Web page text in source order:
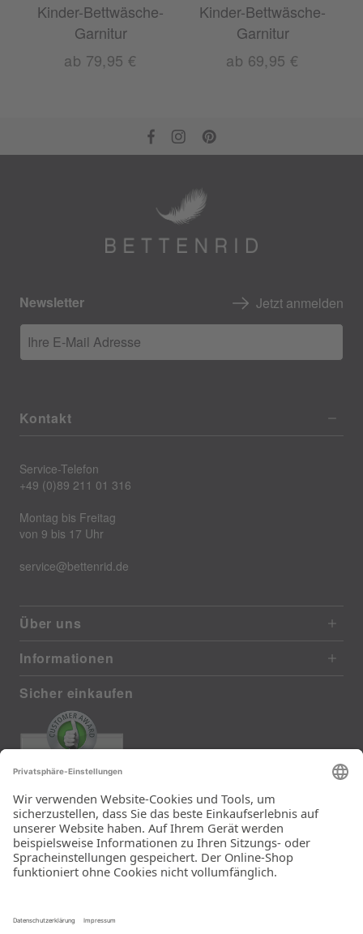
Kinder-Bettwäsche-
Garnitur
ab 79,95 €
Kinder-Bettwäsche-
Garnitur
ab 69,95 €
Newsletter Jetzt anmelden
Ihre E-Mail Adresse
Kontakt
Service-Telefon
+49 (0)89 211 01 316
Montag bis Freitag
von 9 bis 17 Uhr
service@bettenrid.de
Über uns
Informationen
Sicher einkaufen
372 reviews from real customers
(last 12 months)
Total: 11290
Die Auswahl und die
Einfachheit der
Bestellung.